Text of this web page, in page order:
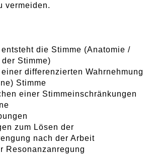
vermeiden.
die Stimme (Anatomie /
Stimme)
differenzierten Wahrnehmung
Stimme
einer Stimmeinschränkungen
zum Lösen der
nach der Arbeit
Resonanzanregung